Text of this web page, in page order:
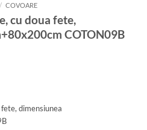
/ COVOARE
cu doua fete,
COTON09B
dimensiunea